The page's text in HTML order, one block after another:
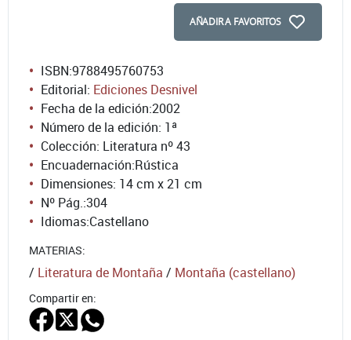
AÑADIR A FAVORITOS
ISBN:9788495760753
Editorial: Ediciones Desnivel
Fecha de la edición:2002
Número de la edición: 1ª
Colección: Literatura nº 43
Encuadernación:Rústica
Dimensiones: 14 cm x 21 cm
Nº Pág.:304
Idiomas:Castellano
MATERIAS:
/ Literatura de Montaña / Montaña (castellano)
Compartir en: